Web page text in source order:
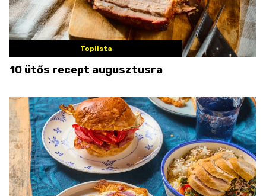
Toplista
10 ütős recept augusztusra